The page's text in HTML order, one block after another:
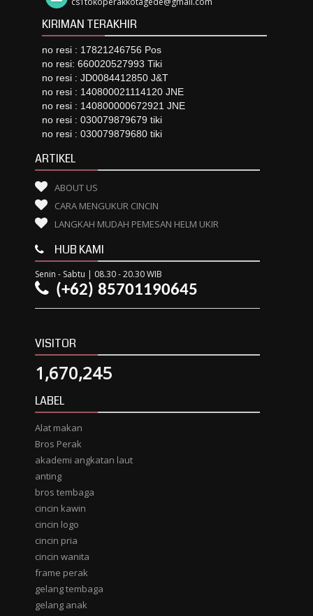
KIRIMAN TERAKHIR
no resi : 17821246756 Pos
no resi: 660020527993 Tiki
no resi : JD0084412850 J&T
no resi : 140800021114120 JNE
no resi : 140800000672921 JNE
no resi : 030079879679 tiki
no resi : 030079879680 tiki
ARTIKEL
ABOUT US
CARA MENGUKUR CINCIN
LANGKAH MUDAH PEMESAN HELM UKIR
HUB KAMI
Senin - Sabtu | 08.30 - 20.30 WIB
(+62) 85701190645
VISITOR
1,670,245
LABEL
Alat makan
Bros Perak
akademi angkatan laut
anting
bros tembaga
cincin kawin
cincin logo
cincin pria
cincin wanita
frame perak
gelang tembaga
gelang anak